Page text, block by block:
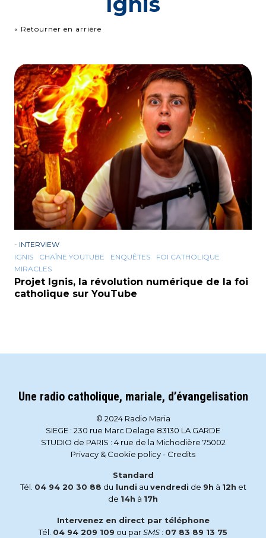
« Retourner en arrière
- INTERVIEW
IGNIS
CHAÎNE YOUTUBE ENQUÊTES
FOI CATHOLIQUE
MIRACLES
Projet Ignis, la révolution numérique de la foi
catholique sur YouTube
Une radio catholique, mariale, d’évangelisation
© 2024 Radio Maria
SIEGE : 230 rue Marc Delage 83130 LA GARDE
STUDIO de PARIS : 4 rue de la Michodière 75002
Privacy & Cookie policy- Credits
Standard
Tél. 04 94 20 30 88 du lundi au vendredi de 9h à 12h et
de 14h à 17h
Intervenez en direct par téléphone
Tél. 04 94 209 109 ou parSMS : 07 83 89 13 75